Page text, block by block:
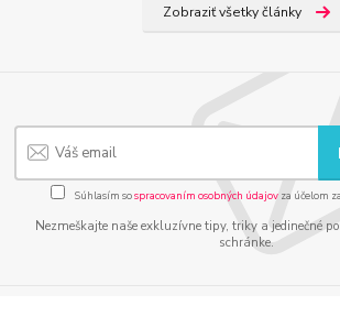
Zobraziť všetky články
Súhlasím sospracovaním osobných údajov za účelom
Nezmeškajte naše exkluzívne tipy, triky a jedinečné
schránke.